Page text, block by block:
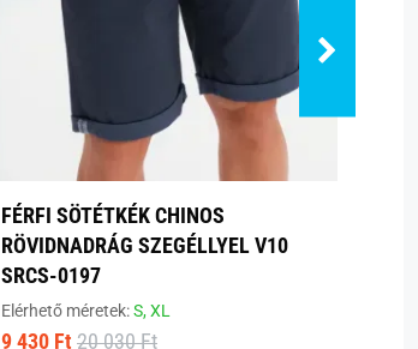
FÉRFI SÖTÉTKÉK CHINOS
RÖVIDNADRÁG SZEGÉLLYEL V10
SRCS-0197
Elérhető méretek:S,XL
9 430 Ft 20 030 Ft